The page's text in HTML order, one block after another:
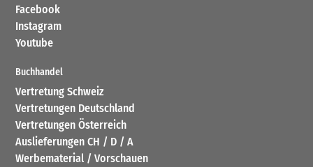
Facebook
Instagram
Youtube
Buchhandel
Vertretung Schweiz
Vertretungen Deutschland
Vertretungen Österreich
Auslieferungen CH / D / A
Werbematerial / Vorschauen